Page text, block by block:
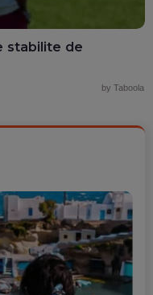
stabilite de
by Taboola